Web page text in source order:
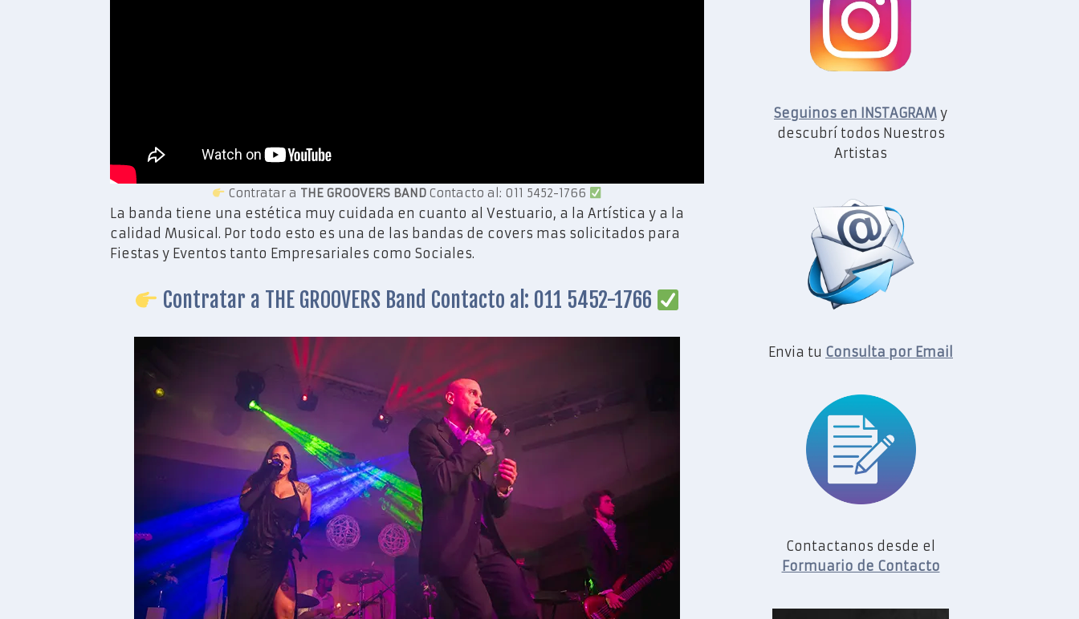
Contratar a THE GROOVERS BANDContacto al: 011 5452-1766
La banda tiene una estética muy cuidada en cuanto al Vestuario, a la Artística y a la
calidad Musical. Por todo esto es una de las bandas de covers mas solicitados para
Fiestas y Eventos tanto Empresariales como Sociales.
Contratar a THE GROOVERS Band Contacto al: 011 5452-1766
Seguinos en INSTAGRAM y
descubrí todos Nuestros
Artistas
Envia tu Consulta por Email
Contactanos desde el
Formuario de Contacto